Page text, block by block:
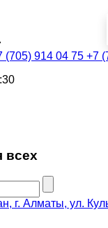
(705) 914 04 75 +7
всех
г. Алматы, ул.